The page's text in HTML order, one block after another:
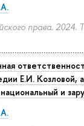
права. 2024.
Е.И. Козловой,
и